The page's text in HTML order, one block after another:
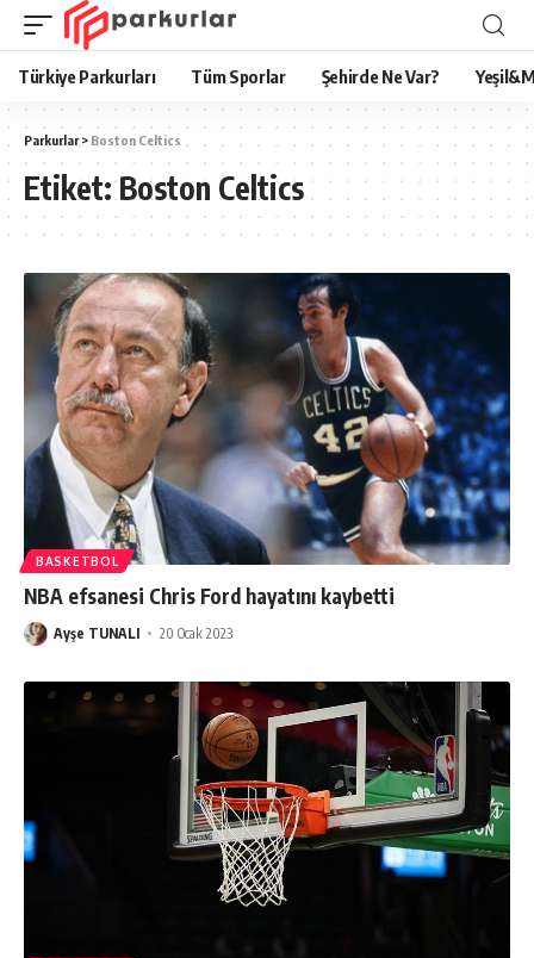
Türkiye Parkurları Tüm Sporlar Şehirde Ne Var?
Parkurlar> Boston Celtics
Etiket:Boston Celtics
BASKETBOL
NBA efsanesi Chris Ford hayatını kaybetti
Ayşe TUNALI 20 Ocak 2023